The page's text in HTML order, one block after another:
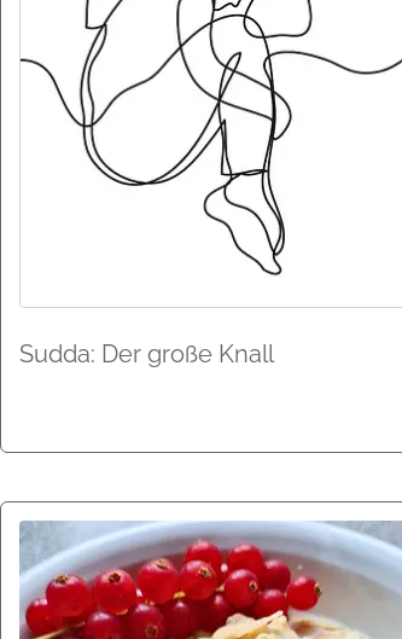
Sudda: Der große Knall